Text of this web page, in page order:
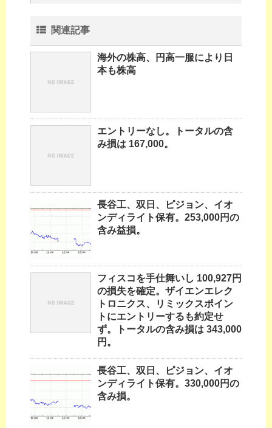
関連記事
海外の株高、円高一服により日
本も株高
エントリーなし。トータルの含
み損は 167,000。
長谷工、双日、ピジョン、イオ
ンディライト保有。253,000円の
含み益損。
フィスコを手仕舞いし 100,927円
の損失を確定。ザイエンエレク
トロニクス、リミックスポイン
トにエントリーするも約定せ
ず。トータルの含み損は 343,000
円。
長谷工、双日、ピジョン、イオ
ンディライト保有。330,000円の
含み損。